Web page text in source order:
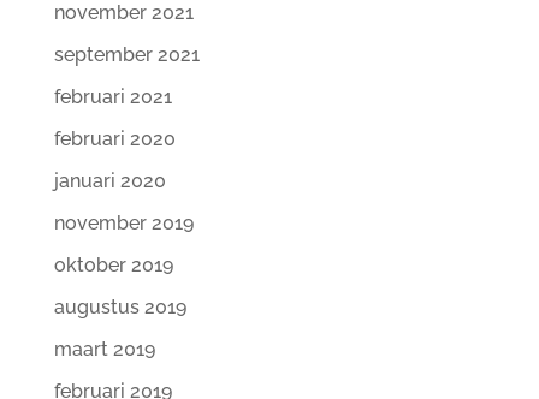
november 2021
september 2021
februari 2021
februari 2020
januari 2020
november 2019
oktober 2019
augustus 2019
maart 2019
februari 2019